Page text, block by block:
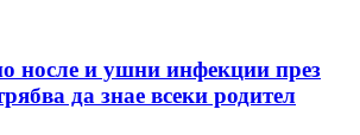
носле и ушни инфекции през
да знае всеки родител